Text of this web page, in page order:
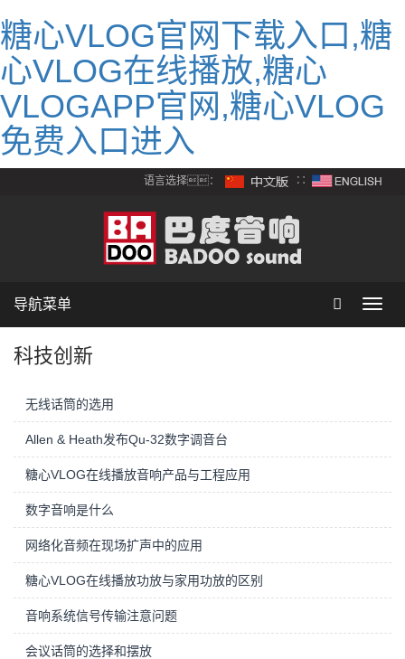
糖心VLOG官网下载入口,糖
心VLOG在线播放,糖心
VLOGAPP官网,糖心VLOG
免费入口进入
语言选择： ∷
导航菜单
科技创新
无线话筒的选用
Allen & Heath发布Qu-32数字调音台
糖心VLOG在线播放音响产品与工程应用
数字音响是什么
网络化音频在现场扩声中的应用
糖心VLOG在线播放功放与家用功放的区别
音响系统信号传输注意问题
会议话筒的选择和摆放